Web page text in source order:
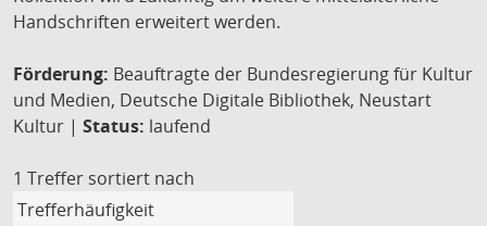
Handschriften erweitert werden.
Förderung: Beauftragte der Bundesregierung für Kultur
und Medien, Deutsche Digitale Bibliothek, Neustart
Kultur | Status: laufend
1 Treffer sortiert nach